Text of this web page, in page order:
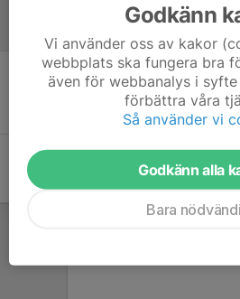
Inför match
Inget skrivet
Godkänn
Vi använder oss av kakor
webbplats ska fungera bra
även för webbanalys i
förbättra våra
Så använder vi
Godkänn alla
Bara